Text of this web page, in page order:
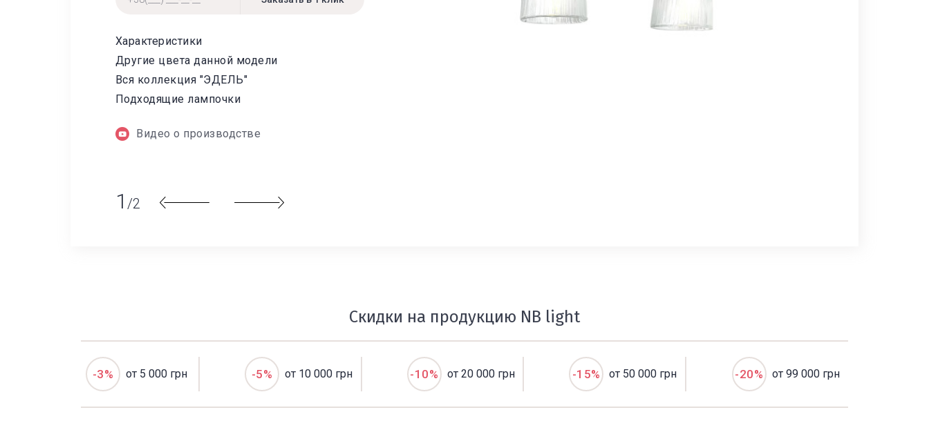
Характеристики
Другие цвета данной модели
Вся коллекция "ЭДЕЛЬ"
Подходящие лампочки
Видео о производстве
1 /2
Скидки на продукцию NB light
-3% от 5 000 грн -5% от 10 000 грн -10% от 20 000 грн -15% от 50 000 грн -20% от 99 000 грн